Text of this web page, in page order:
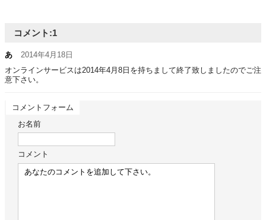
コメント:1
あ
2014年4月18日
オンラインサービスは2014年4月8日を持ちまして終了致しましたのでご注
意下さい。
コメントフォーム
お名前
コメント